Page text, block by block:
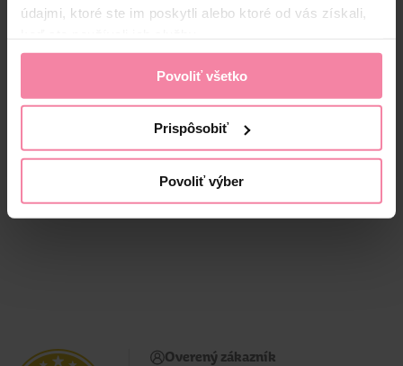
údajmi, ktoré ste im poskytli alebo ktoré od vás získali,
Povoliť všetko
Prispôsobiť
Povoliť výber
tampóny 150 ks
1,59 3,89
Najnižšia cena za 30 dní: 3,89 €
Overený zákazník